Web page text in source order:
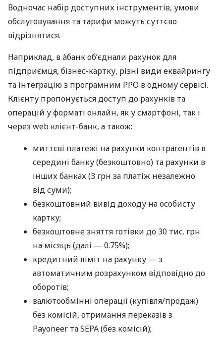
Водночас набір доступних інструментів, умови
обслуговування та тарифи можуть суттєво
відрізнятися.
Наприклад, в àбанк об’єднали рахунок для
підприємця, бізнес-картку, різні види еквайрингу
та інтеграцію з програмним РРО в одному сервісі.
Клієнту пропонується доступ до рахунків та
операцій у форматі онлайн, як у смартфоні, так і
через web клієнт-банк, а також:
миттєві платежі на рахунки контрагентів в
середині банку (безкоштовно) та рахунки в
інших банках (3 грн за платіж незалежно
від суми);
безкоштовний вивід доходу на особисту
картку;
безкоштовне зняття готівки до 30 тис. грн
на місяць (далі — 0.75%);
кредитний ліміт на рахунку — з
автоматичним розрахунком відповідно до
оборотів;
валютообмінні операції (купівля/продаж)
без комісій, отримання переказів з
Payoneer та SEPA (без комісій);